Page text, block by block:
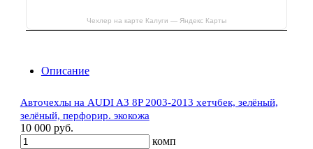
Чехлер на карте Калуги — Яндекс Карты
Описание
Авточехлы на AUDI A3 8P 2003-2013 хетчбек, зелёный,
зелёный, перфорир. экокожа
10 000 руб.
комп